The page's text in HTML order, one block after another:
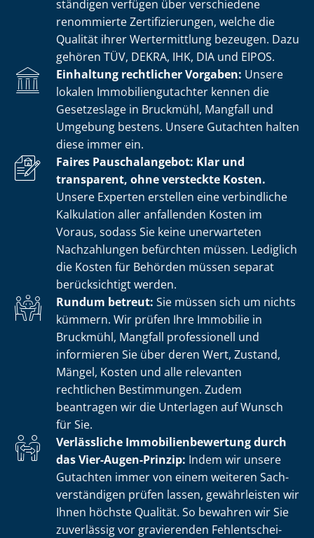
stän­di­gen verfügen über verschiedene
renommierte Zer­ti­fi­zie­run­gen, welche die
Qualität ihrer Wertermittlung bezeugen. Dazu
gehören TÜV, DEKRA, IHK, DIA und EIPOS.
Einhaltung rechtlicher Vorgaben: Unsere
lokalen Im­mo­bi­li­en­gut­ach­ter kennen die
Gesetzeslage in Bruckmühl, Mangfall und
Umgebung bestens. Unsere Gutachten halten
diese immer ein.
Faires Pauschalangebot: Klar und
transparent, ohne versteckte Kosten.
Unsere Experten erstellen eine verbindliche
Kalkulation aller anfallenden Kosten im
Voraus, sodass Sie keine unerwarteten
Nachzahlungen befürchten müssen. Lediglich
die Kosten für Behörden müssen separat
berücksichtigt werden.
Rundum betreut: Sie müssen sich um nichts
kümmern. Wir prüfen Ihre Immobilie in
Bruckmühl, Mangfall professionell und
informieren Sie über deren Wert, Zustand,
Mängel, Kosten und alle relevanten
rechtlichen Bestimmungen. Zudem
beantragen wir die Unterlagen auf Wunsch
für Sie.
Verlässliche Im­mo­bi­li­en­be­wer­tung durch
das Vier-Augen-Prinzip: Indem wir unsere
Gutachten immer von einem weiteren Sach­
ver­stän­di­gen prüfen lassen, gewährleisten wir
Ihnen höchste Qualität. So bewahren wir Sie
zuverlässig vor gravierenden Fehl­ent­schei­